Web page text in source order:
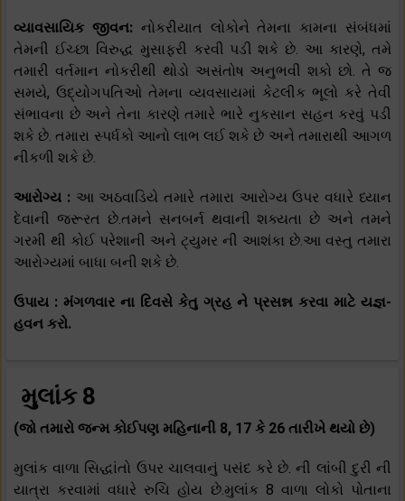
વ્યાવસાયિક જીવન: નોકરીયાત લોકોને તેમના કામના સંબંધમાં
તેમની ઈચ્છા વિરુદ્ધ મુસાફરી કરવી પડી શકે છે. આ કારણે, તમે
તમારી વર્તમાન નોકરીથી થોડો અસંતોષ અનુભવી શકો છો. તે જ
સમયે, ઉદ્યોગપતિઓ તેમના વ્યવસાયમાં કેટલીક ભૂલો કરે તેવી
સંભાવના છે અને તેના કારણે તમારે ભારે નુકસાન સહન કરવું પડી
શકે છે. તમારા સ્પર્ધકો આનો લાભ લઈ શકે છે અને તમારાથી આગળ
નીકળી શકે છે.
આરોગ્ય : આ અઠવાડિયે તમારે તમારા આરોગ્ય ઉપર વધારે ધ્યાન
દેવાની જરૂરત છે.તમને સનબર્ન થવાની શક્યતા છે અને તમને
ગરમી થી કોઈ પરેશાની અને ટ્યુમર ની આશંકા છે.આ વસ્તુ તમારા
આરોગ્યમાં બાધા બની શકે છે.
ઉપાય : મંગળવાર ના દિવસે કેતુ ગ્રહ ને પ્રસન્ન કરવા માટે યજ્ઞ-
હવન કરો.
મુલાંક 8
(જો તમારો જન્મ કોઈપણ મહિનાની 8, 17 કે 26 તારીખે થયો છે)
મુલાંક વાળા સિદ્ધાંતો ઉપર ચાલવાનું પસંદ કરે છે. ની લાંબી દુરી ની
યાત્રા કરવામાં વધારે રુચિ હોય છે.મુલાંક 8 વાળા લોકો પોતાના